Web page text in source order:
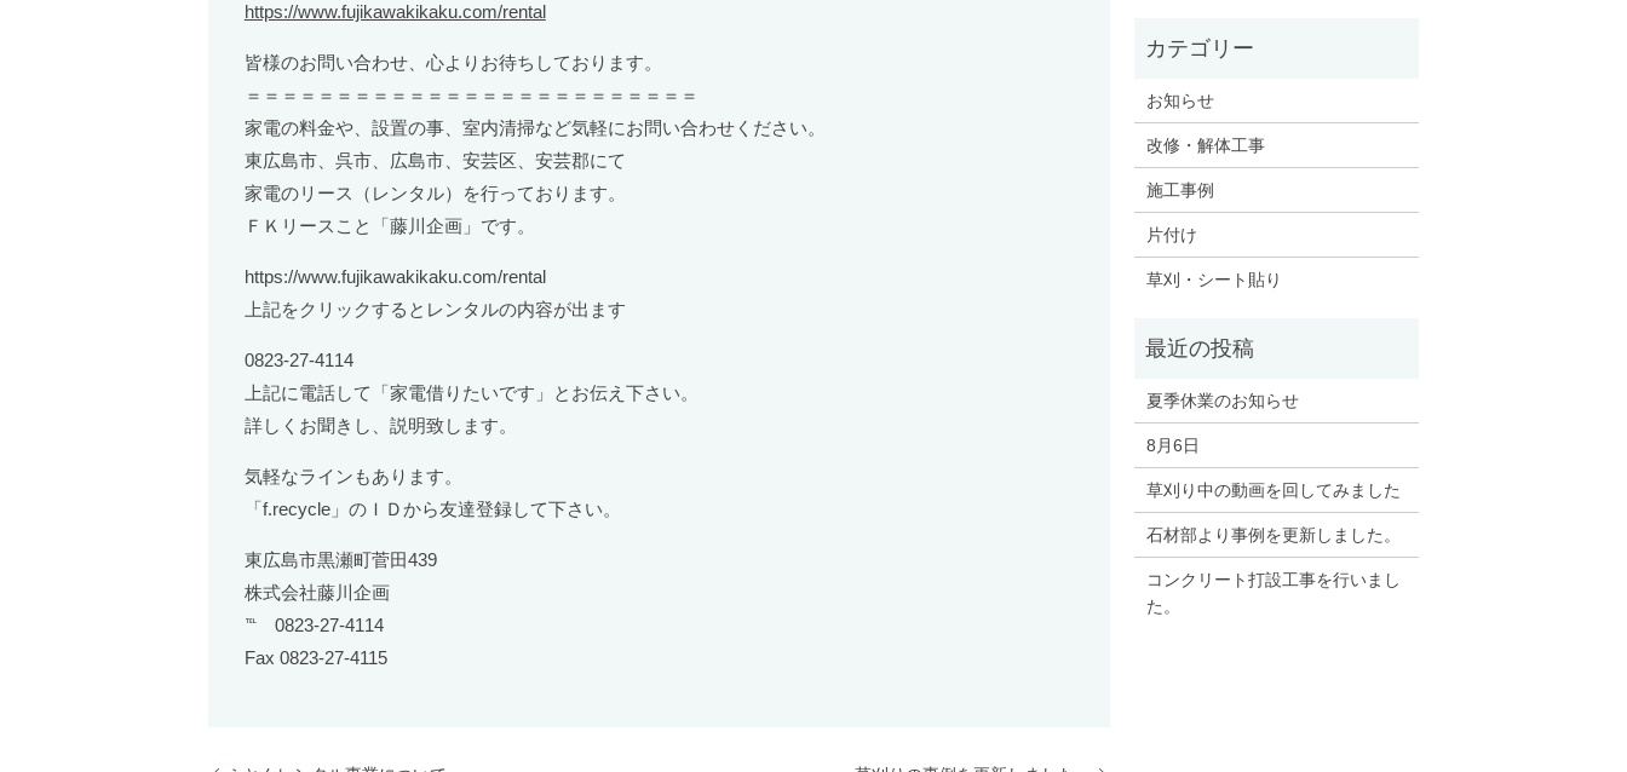
https://www.fujikawakikaku.com/rental
皆様のお問い合わせ、心よりお待ちしております。
＝＝＝＝＝＝＝＝＝＝＝＝＝＝＝＝＝＝＝＝＝＝＝＝＝
家電の料金や、設置の事、室内清掃など気軽にお問い合わせください。
東広島市、呉市、広島市、安芸区、安芸郡にて
家電のリース（レンタル）を行っております。
ＦＫリースこと「藤川企画」です。
https://www.fujikawakikaku.com/rental
上記をクリックするとレンタルの内容が出ます
0823-27-4114
上記に電話して「家電借りたいです」とお伝え下さい。
詳しくお聞きし、説明致します。
気軽なラインもあります。
「f.recycle」のＩＤから友達登録して下さい。
東広島市黒瀬町菅田439
株式会社藤川企画
℡ 0823-27-4114
Fax 0823-27-4115
お知らせ
改修・解体工事
施工事例
片付け
草刈・シート貼り
夏季休業のお知らせ
8月6日
草刈り中の動画を回してみました
石材部より事例を更新しました。
コンクリート打設工事を行いまし
た。